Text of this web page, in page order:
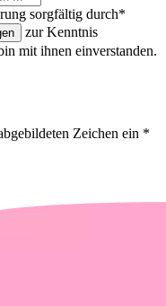
sorgfältig durch*
zur Kenntnis
mit ihnen einverstanden.
Zeichen ein *